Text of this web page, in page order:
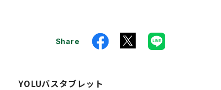
Share
YOLUバスタブレット